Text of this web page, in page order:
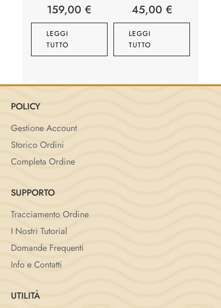
159,00€
LEGGI
TUTTO
45,00 €
LEGGI
TUTTO
POLICY
Gestione Account
Storico Ordini
Completa Ordine
SUPPORTO
Tracciamento Ordine
I Nostri Tutorial
Domande Frequenti
Info e Contatti
UTILITÀ